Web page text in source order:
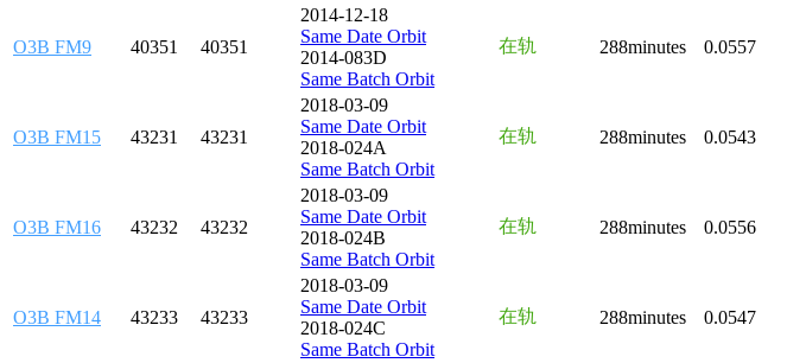
O3B FM9 40351 40351
2014-12-18
Same Date Orbit
2014-083D
Same Batch Orbit
在轨 288minutes 0.0557
O3B FM15 43231 43231
2018-03-09
Same Date Orbit
2018-024A
Same Batch Orbit
在轨 288minutes 0.0543
O3B FM16 43232 43232
2018-03-09
Same Date Orbit
2018-024B
Same Batch Orbit
在轨 288minutes 0.0556
O3B FM14 43233 43233
2018-03-09
Same Date Orbit
2018-024C
Same Batch Orbit
在轨 288minutes 0.0547